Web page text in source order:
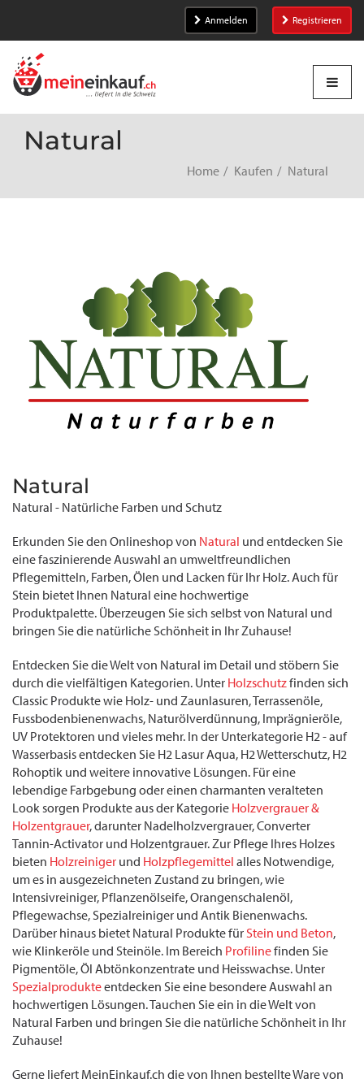
Anmelden Registrieren
Natural
Home Kaufen Natural
Natural
Natural - Natürliche Farben und Schutz
Erkunden Sie den Onlineshop von Natural und entdecken Sie
eine faszinierende Auswahl an umweltfreundlichen
Pflegemitteln, Farben, Ölen und Lacken für Ihr Holz. Auch für
Stein bietet Ihnen Natural eine hochwertige
Produktpalette. Überzeugen Sie sich selbst von Natural und
bringen Sie die natürliche Schönheit in Ihr Zuhause!
Entdecken Sie die Welt von Natural im Detail und stöbern Sie
durch die vielfältigen Kategorien. Unter Holzschutzfinden sich
Classic Produkte wie Holz- und Zaunlasuren, Terrassenöle,
Fussbodenbienenwachs, Naturölverdünnung, Imprägnieröle,
UV Protektoren und vieles mehr. In der Unterkategorie H2 - auf
Wasserbasis entdecken Sie H2 Lasur Aqua, H2 Wetterschutz, H2
Rohoptik und weitere innovative Lösungen. Für eine
lebendige Farbgebung oder einen charmanten veralteten
Look sorgen Produkte aus der Kategorie Holzvergrauer &
Holzentgrauer, darunter Nadelholzvergrauer, Converter
Tannin-Activator und Holzentgrauer. Zur Pflege Ihres Holzes
bieten Holzreiniger und Holzpflegemittel alles Notwendige,
um es in ausgezeichneten Zustand zu bringen, wie
Intensivreiniger, Pflanzenölseife, Orangenschalenöl,
Pflegewachse, Spezialreiniger und Antik Bienenwachs.
Darüber hinaus bietet Natural Produkte für Stein und Beton,
wie Klinkeröle und Steinöle. Im Bereich Profilinefinden Sie
Pigmentöle, Öl Abtönkonzentrate und Heisswachse. Unter
Spezialprodukteentdecken Sie eine besondere Auswahl an
hochwertigen Lösungen. Tauchen Sie ein in die Welt von
Natural Farben und bringen Sie die natürliche Schönheit in Ihr
Zuhause!
Gerne liefert MeinEinkauf.ch die von Ihnen bestellte Ware von